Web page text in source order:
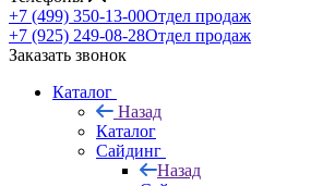
+7 (499) 350-13-00Отдел продаж
+7 (925) 249-08-28Отдел продаж
Заказать звонок
Каталог
Назад
Каталог
Сайдинг
Назад